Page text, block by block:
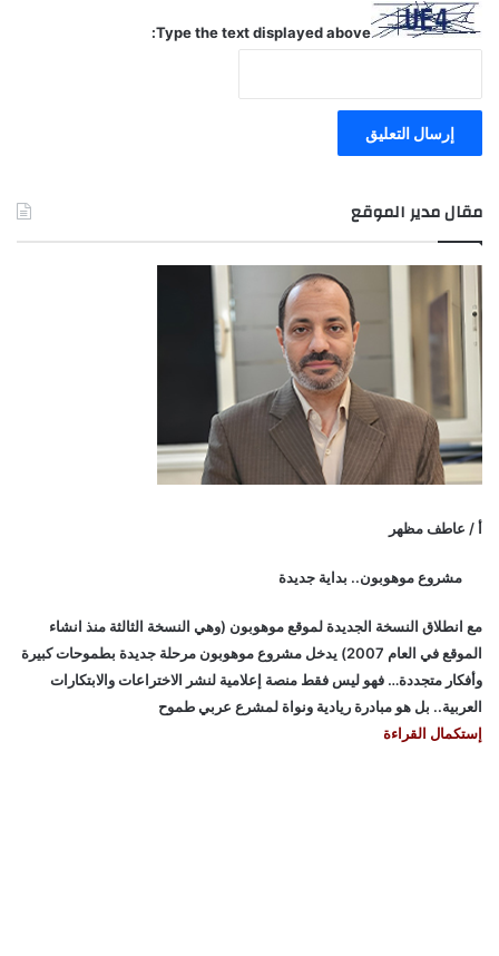
Type the text displayed above:
مقال مدير الموقع
أ / عاطف مظهر
مشروع موهوبون.. بداية جديدة
مع انطلاق النسخة الجديدة لموقع موهوبون (وهي النسخة الثالثة منذ انشاء
الموقع في العام 2007) يدخل مشروع موهوبون مرحلة جديدة بطموحات كبيرة
وأفكار متجددة… فهو ليس فقط منصة إعلامية لنشر الاختراعات والابتكارات
العربية.. بل هو مبادرة ريادية ونواة لمشرع عربي طموح
إستكمال القراءة